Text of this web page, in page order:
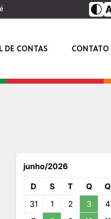
DE CONTAS CONTATO
junho/2026
D S T Q Q
31
1 2 3 4